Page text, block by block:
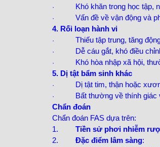
· Khó khăn trong học tập,
·
Vấn đề về vận động và
4. Rối loạn hành vi
· Thiếu tập trung, tăng
· Dễ cáu gắt, khó điều
·
Khó hòa nhập xã hội,
5. Dị tật bẩm sinh khác
· Dị tật tim, thận hoặc
·
Bất thường về thính giác
Chẩn đoán
Chẩn đoán FAS dựa trên:
1.
Tiền sử phơi nhiễm
2.
Đặc điểm lâm sàng: